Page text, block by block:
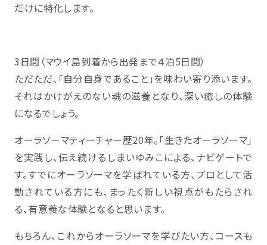
だけに特化します。
3日間（マウイ島到着から出発まで４泊5日間）
ただただ、「自分自身であること」を味わい寄り添います。
それはかけがえのない魂の滋養となり、深い癒しの体験
になるでしょう。
オーラソーマティーチャー歴20年。「生きたオーラソーマ」
を実践し、伝え続けるしまいゆみこによる、ナビゲートで
す。すでにオーラソーマを学ばれている方、プロとして活
動されている方にも、まったく新しい視点がもたらされ
る、有意義な体験となると思います。
もちろん、これからオーラソーマを学びたい方、コースも